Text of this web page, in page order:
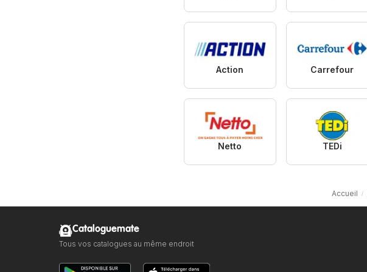
Action Carrefour
Netto TEDi
Accueil
Cataloguemate
Tous vos catalogues au même endroit